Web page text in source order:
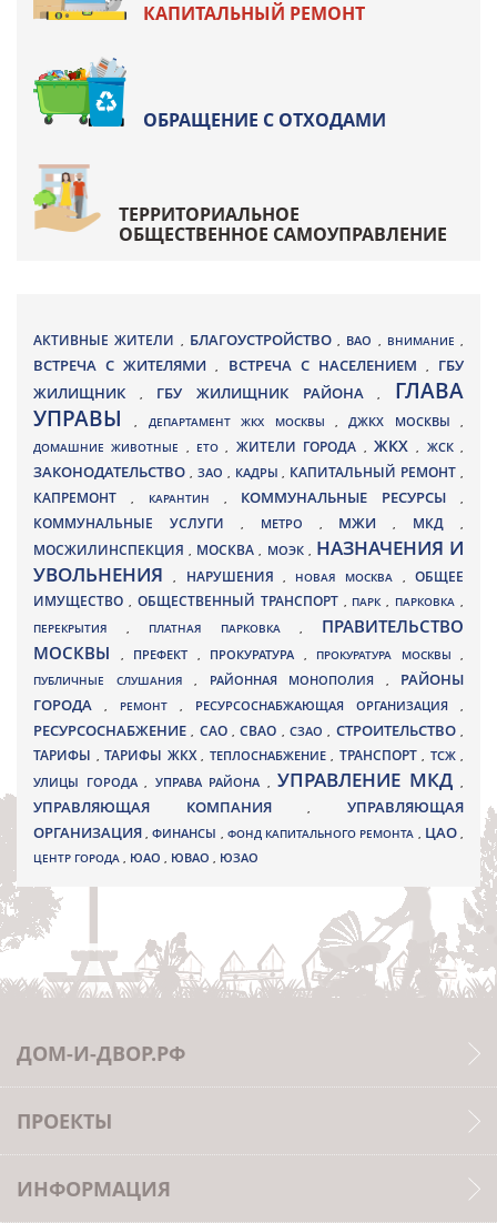
КАПИТАЛЬНЫЙ РЕМОНТ
ОБРАЩЕНИЕ С ОТХОДАМИ
ТЕРРИТОРИАЛЬНОЕ
ОБЩЕСТВЕННОЕ САМОУПРАВЛЕНИЕ
АКТИВНЫЕ ЖИТЕЛИ , БЛАГОУСТРОЙСТВО , ВАО , ВНИМАНИЕ ,
ВСТРЕЧА С ЖИТЕЛЯМИ, ВСТРЕЧА С НАСЕЛЕНИЕМ , ГБУ
ЖИЛИЩНИК
, ГБУ ЖИЛИЩНИК РАЙОНА, ГЛАВА
УПРАВЫ, ДЕПАРТАМЕНТ ЖКХ МОСКВЫ ,ДЖКХ МОСКВЫ ,
ДОМАШНИЕ ЖИВОТНЫЕ , ЕТО, ЖИТЕЛИ ГОРОДА , ЖКХ, ЖСК,
ЗАКОНОДАТЕЛЬСТВО , ЗАО , КАДРЫ, КАПИТАЛЬНЫЙ РЕМОНТ ,
КАПРЕМОНТ , КАРАНТИН , КОММУНАЛЬНЫЕ РЕСУРСЫ,
КОММУНАЛЬНЫЕ УСЛУГИ , МЕТРО , МЖИ, МКД ,
МОСЖИЛИНСПЕКЦИЯ, МОСКВА , МОЭК , НАЗНАЧЕНИЯ И
УВОЛЬНЕНИЯ, НАРУШЕНИЯ , НОВАЯ МОСКВА ,ОБЩЕЕ
ИМУЩЕСТВО , ОБЩЕСТВЕННЫЙ ТРАНСПОРТ , ПАРК, ПАРКОВКА ,
ПЕРЕКРЫТИЯ , ПЛАТНАЯ ПАРКОВКА , ПРАВИТЕЛЬСТВО
МОСКВЫ
, ПРЕФЕКТ , ПРОКУРАТУРА , ПРОКУРАТУРА МОСКВЫ ,
ПУБЛИЧНЫЕ СЛУШАНИЯ , РАЙОННАЯ МОНОПОЛИЯ , РАЙОНЫ
ГОРОДА
, РЕМОНТ , РЕСУРСОСНАБЖАЮЩАЯ ОРГАНИЗАЦИЯ ,
РЕСУРСОСНАБЖЕНИЕ, САО,СВАО ,СЗАО, СТРОИТЕЛЬСТВО,
ТАРИФЫ , ТАРИФЫ ЖКХ , ТЕПЛОСНАБЖЕНИЕ , ТРАНСПОРТ , ТСЖ ,
УЛИЦЫ ГОРОДА , УПРАВА РАЙОНА , УПРАВЛЕНИЕ МКД ,
УПРАВЛЯЮЩАЯ КОМПАНИЯ,УПРАВЛЯЮЩАЯ
ОРГАНИЗАЦИЯ,ФИНАНСЫ , ФОНД КАПИТАЛЬНОГО РЕМОНТА , ЦАО,
ЦЕНТР ГОРОДА , ЮАО , ЮВАО , ЮЗАО
ДОМ-И-ДВОР.РФ
ПРОЕКТЫ
ИНФОРМАЦИЯ